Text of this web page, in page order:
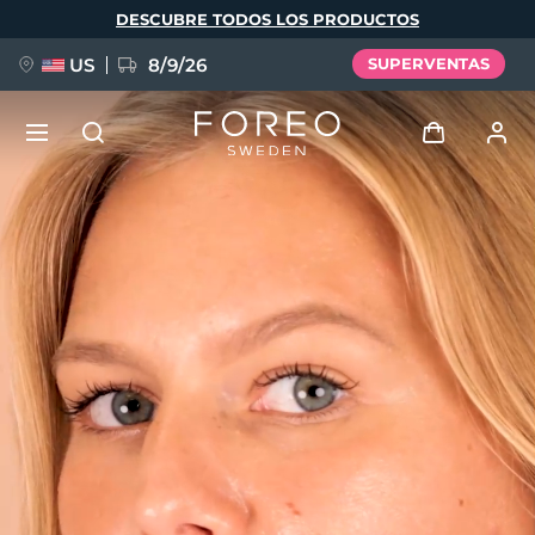
DESCUBRE TODOS LOS PRODUCTOS
US 8/9/26 SUPERVENTAS
Iniciar sesión
Perfil de usuario
Mis dispositivos
Mis pedidos
Mis direcciones
Mis suscripciones
NUEVO
FAQ™ Pure Beauty-Tech Elixir
BREAKING NEWS
issa™ Teeth Whitening Set
Idioma
English Deutsch
Español
Français
Italiano
Português
Polski
Svenska
Русский
Türkçe
繁體中文